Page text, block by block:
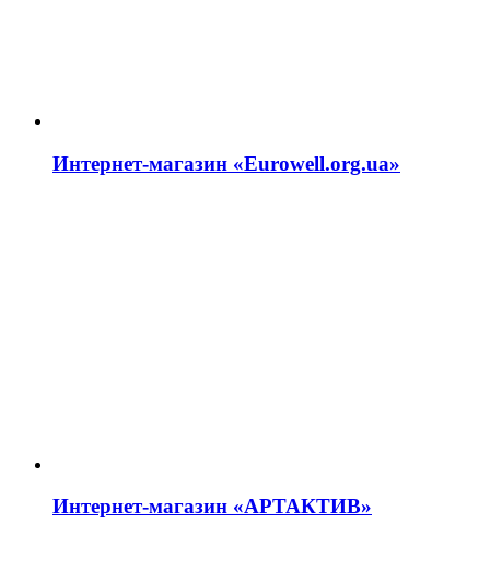
Интернет-магазин «Eurowell.org.ua»
Интернет-магазин «АРТАКТИВ»